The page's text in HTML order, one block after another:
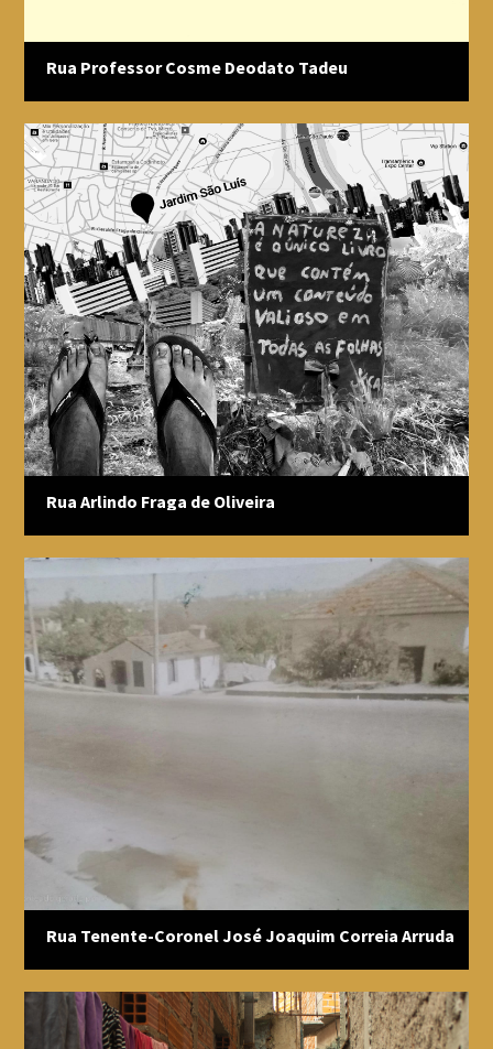
Rua Professor Cosme Deodato Tadeu
Rua Arlindo Fraga de Oliveira
Rua Tenente-Coronel José Joaquim Correia Arruda